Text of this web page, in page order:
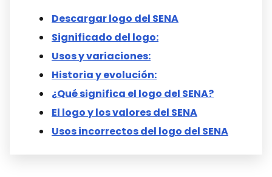
Descargar logo del SENA
Significado del logo:
Usos y variaciones:
Historia y evolución:
¿Qué significa el logo del SENA?
El logo y los valores del SENA
Usos incorrectos del logo del SENA